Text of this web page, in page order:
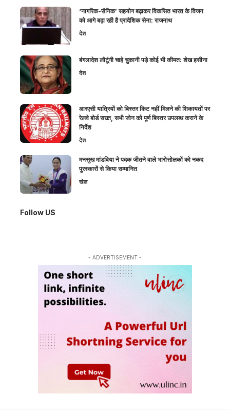
‘नागरिक-सैनिक’ सहयोग बढ़ाकर विकसित भारत के विजन
को आगे बढ़ा रही है प्रादेशिक सेना: राजनाथ
देश
बंगलादेश लौटूंगी चाहे चुकानी पड़े कोई भी कीमत: शेख हसीना
देश
आरएसी यात्रियों को बिस्तर किट नहीं मिलने की शिकायतों पर
रेलवे बोर्ड सख्त, सभी जोन को पूर्ण बिस्तर उपलब्ध कराने के
निर्देश
देश
मनसुख मांडविया ने पदक जीतने वाले भारोत्तोलकों को नकद
पुरस्कारों से किया सम्मानित
खेल
Follow US
- ADVERTISEMENT -